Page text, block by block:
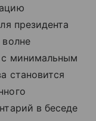
президента
с минимальным
становится
в беседе